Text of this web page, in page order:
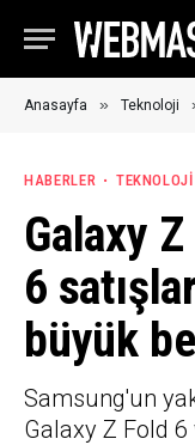
Anasayfa » Teknoloji
HABERLER TEKNOLOJI
Galaxy
6
büyük
Samsung'un
Galaxy Z Fold 6